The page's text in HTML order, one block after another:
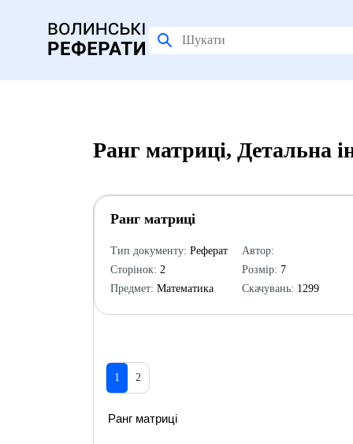
Ранг матриці, Детальна
Ранг матриці
Тип документу: Реферат
Сторінок: 2
Предмет: Математика
Автор:
Розмір: 7
Скачувань: 1299
1 2
Ранг матриці